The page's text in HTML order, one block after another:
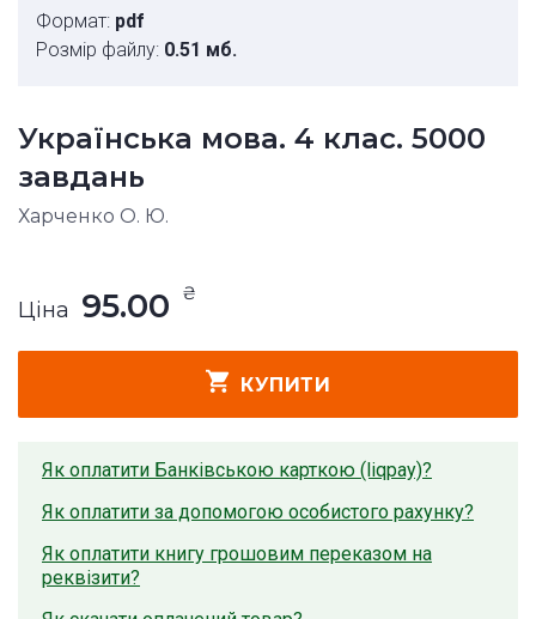
Формат: pdf
Розмір файлу: 0.51 мб.
Українська мова. 4 клас. 5000
завдань
Харченко О. Ю.
Ціна 95.00 ₴
КУПИТИ
Як оплатити Банківською карткою (liqpay)?
Як оплатити за допомогою особистого рахунку?
Як оплатити книгу грошовим переказом на
реквізити?